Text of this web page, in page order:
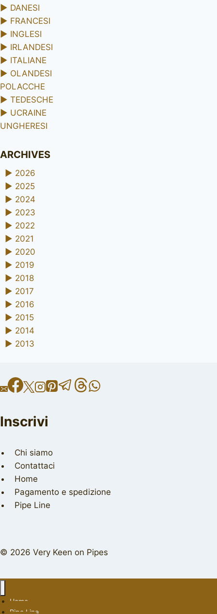
► DANESI
► FRANCESI
► INGLESI
► IRLANDESI
► ITALIANE
► OLANDESI
POLACCHE
► TEDESCHE
► UCRAINE
UNGHERESI
ARCHIVES
► 2026
► 2025
► 2024
► 2023
► 2022
► 2021
► 2020
► 2019
► 2018
► 2017
► 2016
► 2015
► 2014
► 2013
Inscrivi
Chi siamo
Contattaci
Home
Pagamento e spedizione
Pipe Line
© 2026 Very Keen on Pipes
Home
Pipe Line